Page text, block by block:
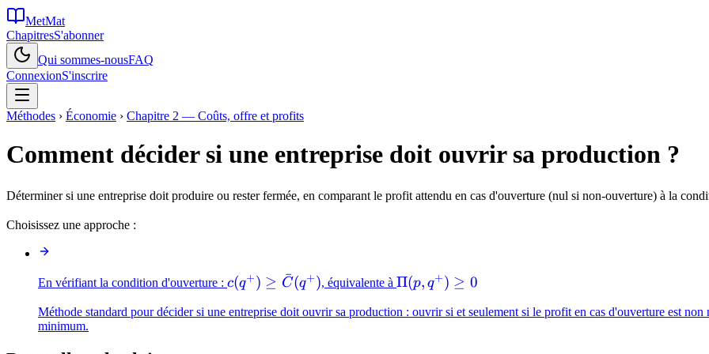
MetMat
ChapitresS'abonner
Qui sommes-nousFAQ
ConnexionS'inscrire
Méthodes › Économie › Chapitre 2 — Coûts, offre et profits
Comment décider si une entreprise doit ouvrir sa production ?
Déterminer si une entreprise doit produire ou rester fermée, en comparant le profit attendu en cas d'ouverture (nul si non-ouverture) à la
Choisissez une approche :
En vérifiant la condition d'ouverture : c(q^+)
\bar{C}
c(q+) ≥ C
ˉ(q+), équivalente à \Pi(p,
\geq
Π(p, q+) ≥ 0
Méthode standard pour décider si une entreprise doit ouvrir sa production : ouvrir si et seulement si le profit en cas d'ouverture est
minimum.